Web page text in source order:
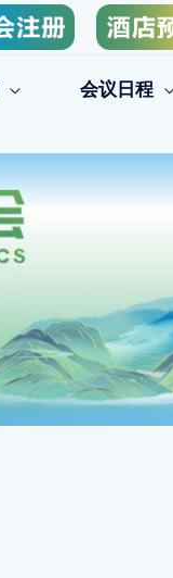
会议日程